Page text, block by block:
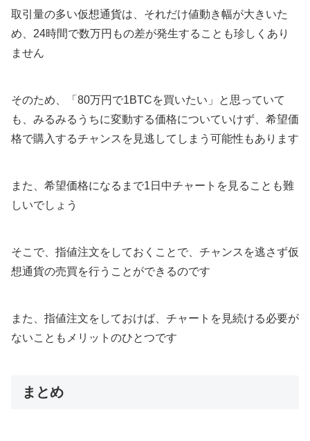
取引量の多い仮想通貨は、それだけ値動き幅が大きいた
め、24時間で数万円もの差が発生することも珍しくあり
ません
そのため、「80万円で1BTCを買いたい」と思っていて
も、みるみるうちに変動する価格についていけず、希望価
格で購入するチャンスを見逃してしまう可能性もあります
また、希望価格になるまで1日中チャートを見ることも難
しいでしょう
そこで、指値注文をしておくことで、チャンスを逃さず仮
想通貨の売買を行うことができるのです
また、指値注文をしておけば、チャートを見続ける必要が
ないこともメリットのひとつです
まとめ